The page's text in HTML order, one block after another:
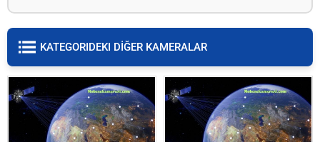
KATEGORIDEKI DİĞER KAMERALAR